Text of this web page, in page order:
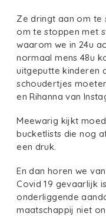
Ze dringt aan om te
om te stoppen met
waarom we in 24u
normaal mens 48u
uitgeputte kinderen
schoudertjes
en Rihanna van
Meewarig kijkt
bucketlists die nog
een druk.
En dan horen we
Covid 19 gevaarlijk
onderliggende
maatschappij niet